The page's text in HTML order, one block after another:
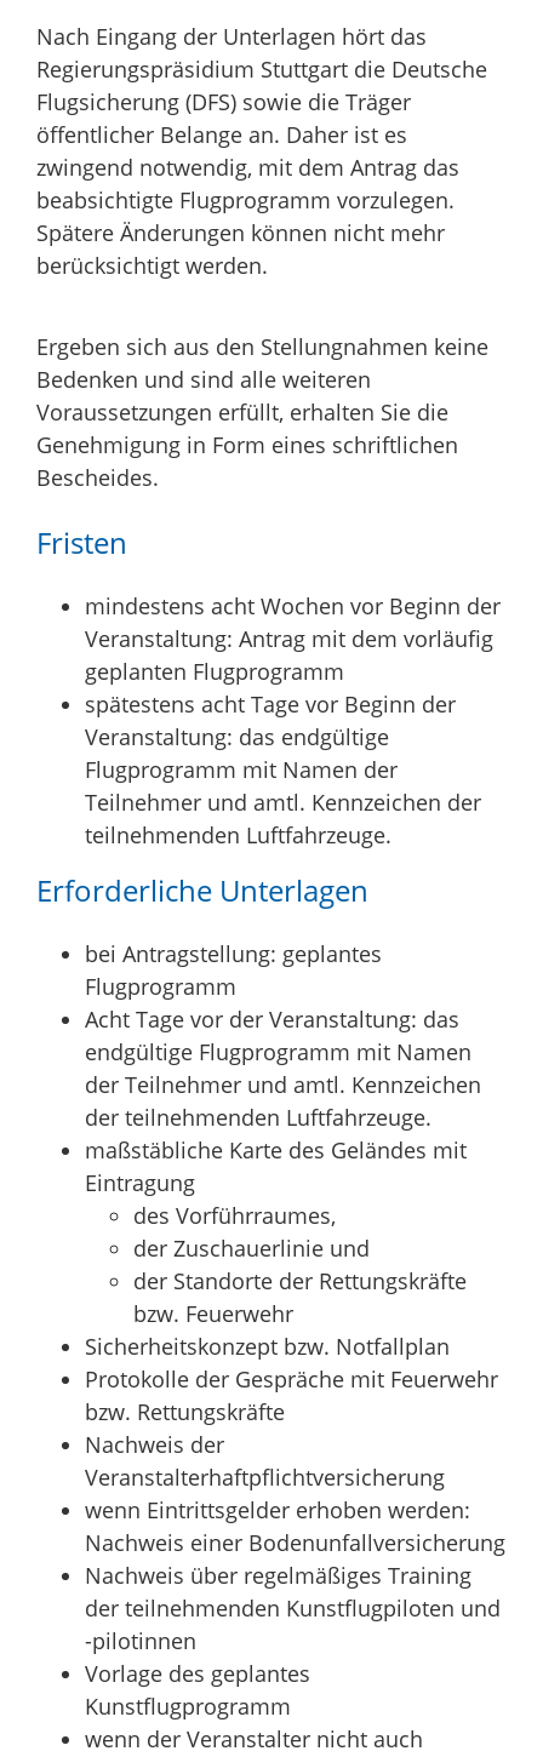
Nach Eingang der Unterlagen hört das
Regierungspräsidium Stuttgart die Deutsche
Flugsicherung (DFS) sowie die Träger
öffentlicher Belange an. Daher ist es
zwingend notwendig, mit dem Antrag das
beabsichtigte Flugprogramm vorzulegen.
Spätere Änderungen können nicht mehr
berücksichtigt werden.
Ergeben sich aus den Stellungnahmen keine
Bedenken und sind alle weiteren
Voraussetzungen erfüllt, erhalten Sie die
Genehmigung in Form eines schriftlichen
Bescheides.
Fristen
mindestens acht Wochen vor Beginn der
Veranstaltung: Antrag mit dem vorläufig
geplanten Flugprogramm
spätestens acht Tage vor Beginn der
Veranstaltung: das endgültige
Flugprogramm mit Namen der
Teilnehmer und amtl. Kennzeichen der
teilnehmenden Luftfahrzeuge.
Erforderliche Unterlagen
bei Antragstellung: geplantes
Flugprogramm
Acht Tage vor der Veranstaltung: das
endgültige Flugprogramm mit Namen
der Teilnehmer und amtl. Kennzeichen
der teilnehmenden Luftfahrzeuge.
maßstäbliche Karte des Geländes mit
Eintragung
des Vorführraumes,
der Zuschauerlinie und
der Standorte der Rettungskräfte
bzw. Feuerwehr
Sicherheitskonzept bzw. Notfallplan
Protokolle der Gespräche mit Feuerwehr
bzw. Rettungskräfte
Nachweis der
Veranstalterhaftpflichtversicherung
wenn Eintrittsgelder erhoben werden:
Nachweis einer Bodenunfallversicherung
Nachweis über regelmäßiges Training
der teilnehmenden Kunstflugpiloten und
-pilotinnen
Vorlage des geplantes
Kunstflugprogramm
wenn der Veranstalter nicht auch